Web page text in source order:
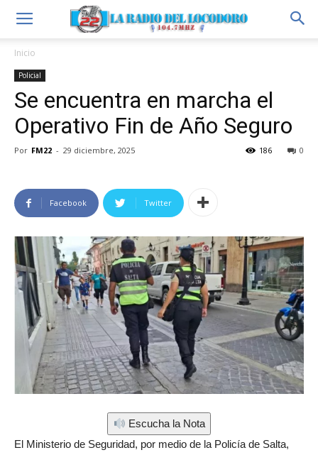
Inicio
Policial
Se encuentra en marcha el
Operativo Fin de Año Seguro
Por FM22 - 29 diciembre, 2025 0
186
Facebook Twitter
Escucha la Nota
El Ministerio de Seguridad, por medio de la Policía de Salta,